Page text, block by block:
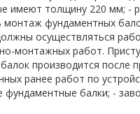
имеют толщину 220 мм; -
фундаментных
осуществляться
монтажных работ.
производится после
ранее работ по
балки; -